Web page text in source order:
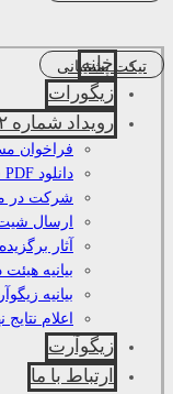
تیکت پشتیبانی
خانه
زیگورات
رویداد شماره ۲ زیگوآرت
فراخوان
دانلود PDF فراخوان
شرکت در
ارسال
آثار
بیانیه هیئت
بیانیه
اعلام
زیگوآرت
ارتباط با ما